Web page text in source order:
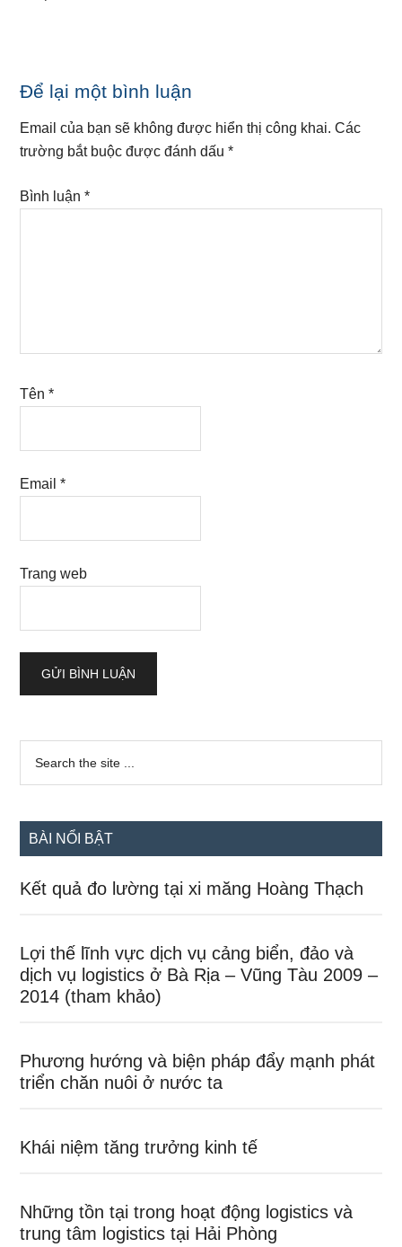
Reader
Interactions
Để lại một bình luận
Email của bạn sẽ không được hiển thị công khai. Các
trường bắt buộc được đánh dấu*
Bình luận*
Tên*
Email*
Trang web
Sidebar
chính
...
BÀI NỔI BẬT
Kết quả đo lường tại xi măng Hoàng Thạch
Lợi thế lĩnh vực dịch vụ cảng biển, đảo và
dịch vụ logistics ở Bà Rịa – Vũng Tàu 2009 –
2014 (tham khảo)
Phương hướng và biện pháp đẩy mạnh phát
triển chăn nuôi ở nước ta
Khái niệm tăng trưởng kinh tế
Những tồn tại trong hoạt động logistics và
trung tâm logistics tại Hải Phòng